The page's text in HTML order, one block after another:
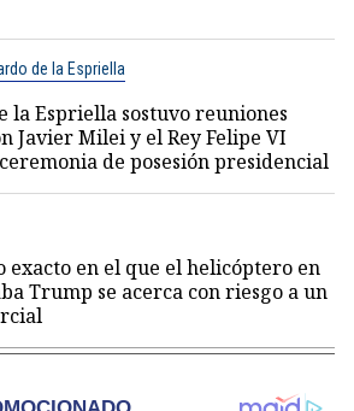
de la Espriella
la Espriella sostuvo reuniones
Javier Milei y el Rey Felipe VI
de posesión presidencial
exacto en el que el helicóptero en
Trump se acerca con riesgo a un